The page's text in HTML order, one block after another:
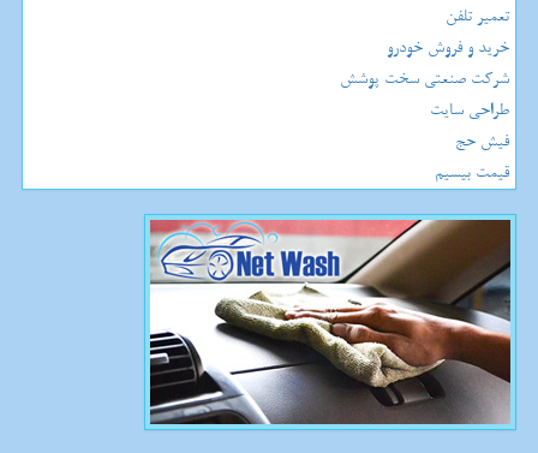
تعمیر تلفن
خرید و فروش خودرو
شرکت صنعتی سخت پوشش
طراحی سایت
فیش حج
قیمت بیسیم